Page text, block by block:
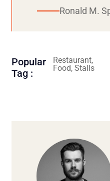
Ronald M.
Popular
Tag :
Restaurant,
Food, Stalls